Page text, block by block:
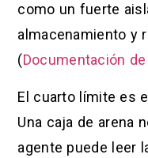
como un fuerte
almacenamiento y
(Documentación
El cuarto límite es
Una caja de arena
agente puede leer